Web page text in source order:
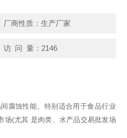
厂商性质：生产厂家
访 问 量：2146
腐蚀性能。特别适合用于食品行业
场(尤其 是肉类、水产品交易批发场